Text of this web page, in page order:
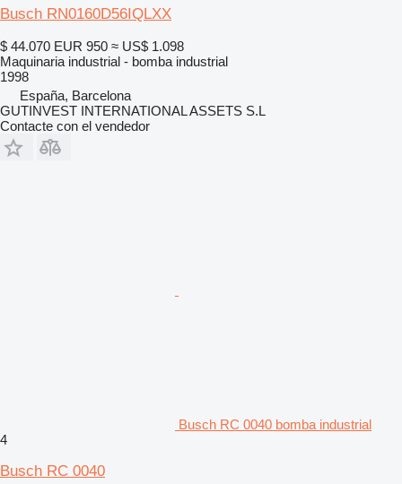
Busch RN0160D56IQLXX
$ 44.070 EUR 950 ≈ US$ 1.098
Maquinaria industrial - bomba industrial
1998
España, Barcelona
GUTINVEST INTERNATIONAL ASSETS S.L
Contacte con el vendedor
Busch RC 0040 bomba industrial
4
Busch RC 0040